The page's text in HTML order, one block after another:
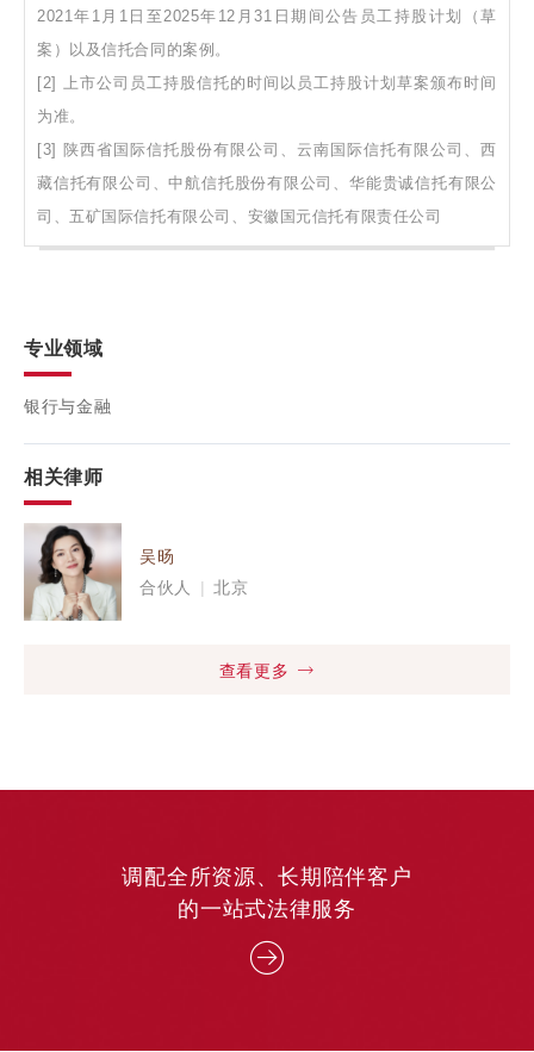
2021年1月1日至2025年12月31日期间公告员工持股计划（草
案）以及信托合同的案例。
[2] 上市公司员工持股信托的时间以员工持股计划草案颁布时间
为准。
[3] 陕西省国际信托股份有限公司、云南国际信托有限公司、西
藏信托有限公司、中航信托股份有限公司、华能贵诚信托有限公
司、五矿国际信托有限公司、安徽国元信托有限责任公司
专业领域
银行与金融
相关律师
吴旸
合伙人
| 北京
查看更多
调配全所资源、长期陪伴客户
的一站式法律服务